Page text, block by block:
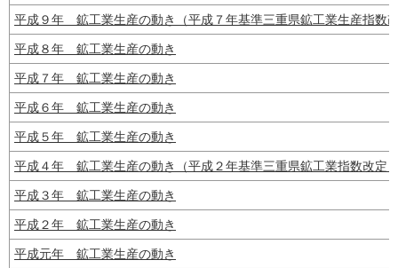
平成９年 鉱工業生産の動き（平成７年基準三重県鉱工業生産指数
平成８年 鉱工業生産の動き
平成７年 鉱工業生産の動き
平成６年 鉱工業生産の動き
平成５年 鉱工業生産の動き
平成４年 鉱工業生産の動き（平成２年基準三重県鉱工業指数改定
平成３年 鉱工業生産の動き
平成２年 鉱工業生産の動き
平成元年 鉱工業生産の動き